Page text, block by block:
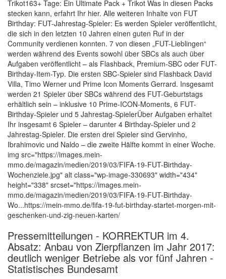
Trikot163+ Tage: Ein Ultimate Pack + Trikot Was in diesen Packs
stecken kann, erfahrt Ihr hier. Alle weiteren Inhalte von FUT
Birthday: FUT-Jahrestag-Spieler: Es werden Spieler veröffentlicht,
die sich in den letzten 10 Jahren einen guten Ruf in der
Community verdienen konnten. 7 von diesen „FUT-Lieblingen“
werden während des Events sowohl über SBCs als auch über
Aufgaben veröffentlicht – als Flashback, Premium-SBC oder FUT-
Birthday-Item-Typ. Die ersten SBC-Spieler sind Flashback David
Villa, Timo Werner und Prime Icon Moments Gerrard. Insgesamt
werden 21 Spieler über SBCs während des FUT-Geburtstags
erhältlich sein – inklusive 10 Prime-ICON-Moments, 6 FUT-
Birthday-Spieler und 5 Jahrestag-SpielerÜber Aufgaben erhaltet
Ihr insgesamt 6 Spieler – darunter 4 Birthday-Spieler und 2
Jahrestag-Spieler. Die ersten drei Spieler sind Gervinho,
Ibrahimovic und Naldo – die zweite Hälfte kommt in einer Woche.
img src="https://images.mein-
mmo.de/magazin/medien/2019/03/FIFA-19-FUT-Birthday-
Wochenziele.jpg" alt class="wp-image-330693" width="434"
height="338" srcset="https://images.mein-
mmo.de/magazin/medien/2019/03/FIFA-19-FUT-Birthday-
Wo...https://mein-mmo.de/fifa-19-fut-birthday-startet-morgen-mit-
geschenken-und-zig-neuen-karten/
Pressemitteilungen - KORREKTUR im 4.
Absatz: Anbau von Zierpflanzen im Jahr 2017:
deutlich weniger Betriebe als vor fünf Jahren -
Statistisches Bundesamt